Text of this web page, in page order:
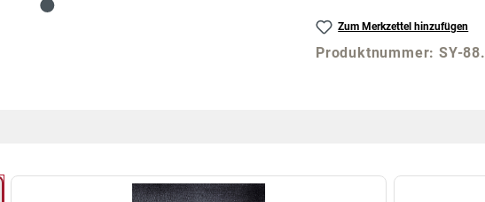
Zum Merkzettel hinzufügen
Produktnummer:SY-